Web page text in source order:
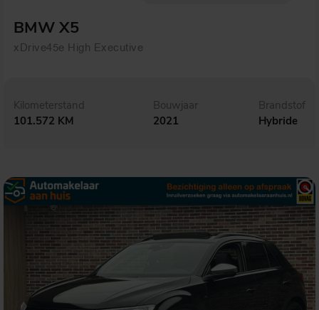
BMW X5
xDrive45e High Executive
Kilometerstand
101.572 KM
Bouwjaar
2021
Brandstof
Hybride